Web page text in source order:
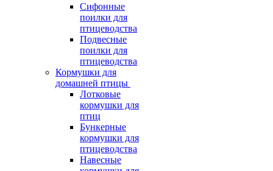
Сифонные
поилки для
птицеводства
Подвесные
поилки для
птицеводства
Кормушки для
домашней птицы
Лотковые
кормушки для
птиц
Бункерные
кормушки для
птицеводства
Навесные